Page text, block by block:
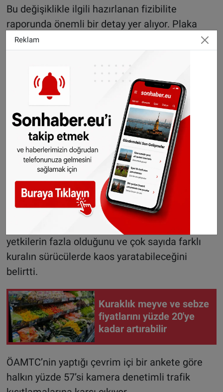
Bu değişiklikle ilgili hazırlanan fizibilite
raporunda önemli bir detay yer alıyor. Plaka
denetimi 30 dakika sonra geçerli olacak. Yani
sürücüler yanlışlıkla bölgeye girip hemen
çıkarlarsa ceza almayacak.
Yeni düzenlemeye eleştiriler de var
Ancak düzenleme herkes tarafından olumlu
karşılanmıyor. Avusturya Otomobil Kulübü
(ÖAMTC), bu bölge düzenlemelerinin sürücüler
için hızla karmaşık hâle gelebileceğini
savunuyor. Kulübe göre, hangi bölgelerin trafik
kısıtlamasına tabi olacağına dair sabit bir kural
bulunmaması “kontrolsüz şekilde artan trafik
yasaklarına” yol açabilir. ÖAMTC Temsilcisi
Bernhard Wiesinger, belediyelere verilen
yetkilerin fazla olduğunu ve çok sayıda farklı
kuralın sürücülerde kaos yaratabileceğini
belirtti.
Kuraklık meyve ve sebze
fiyatlarını yüzde 20'ye
kadar artırabilir
ÖAMTC’nin yaptığı çevrim içi bir ankete göre
halkın yüzde 57’si kamera denetimli trafik
Reklam